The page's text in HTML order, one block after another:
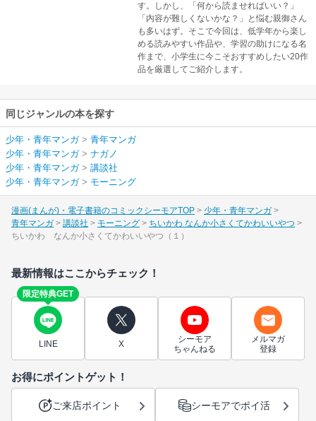
す。しかし、「何から読ませればいい？」
「内容が難しくないかな？」と悩む親御さん
も多いはず。そこで今回は、低学年から楽し
める読みやすい作品や、学習の助けになる名
作まで、小学生に今こそおすすめしたい20作
品を厳選してご紹介します。
同じジャンルの本を探す
少年・青年マンガ> 青年マンガ
少年・青年マンガ> ナガノ
少年・青年マンガ> 講談社
少年・青年マンガ> モーニング
漫画(まんが)・電子書籍のコミックシーモアTOP
少年・青年マンガ
青年マンガ
講談社 モーニング
ちいかわ なんか小さくてかわいいやつ
ちいかわ なんか小さくてかわいいやつ（１）
最新情報はここからチェック！
限定特典GET
LINE X
シーモア
ちゃんねる
メルマガ
登録
お得にポイントゲット！
ご来店ポイント シーモアでポイ活